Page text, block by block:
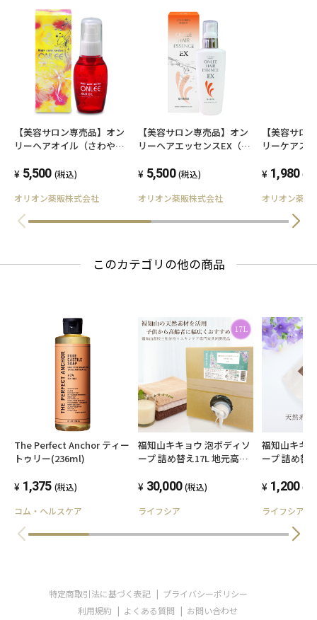
ル、ＢＧ、フェノキシエタノール、メチルパラ
ベン、香料
【使用上の注意】
●お肌に異常が生じていないかよく注意して使
用してください。化粧品がお肌に合わないとき
即ち次のような場合には、使用を中止してくだ
症状を悪化させることがありますので、皮膚科
専門医等にご相談されることをおすすめしま
す。
(白斑等)や黒ずみ等の異常があらわれた場合
●傷やはれもの、しっしん等、異常のある部位
にはお使いにならないでください。
●目に入ったときは、直ちに洗い流してくださ
●使用後は必ずしっかり蓋をしめてください。
●乳幼児の手の届かないところに保管してくだ
さい。
●極端に高温又は低温の場所、直射日光のあた
る場所には保管しないでください。
【美容サロン専売品】オン
リーヘアオイル（さわやか
5,500 (税込)
オリオン薬販株式会社
【美容サロン専売品】オン
リーヘアエッセンスEX（シ
5,500 (税込)
オリオン薬販株式会社
【美容サロ
リーケアス
1,980 (税
オリオン薬販
このカテゴリの他の商品
The Perfect Anchor ティー
トゥリー(236ml)
1,375 (税込)
コム・ヘルスケア
福知山キキョウ 泡ボディソ
ープ 詰め替え17L 地元高校
開発品
30,000 (税込)
ライフシア
福知山キキ
ープ 詰め替
共同開発品
1,200 (税
ライフシア
特定商取引法に基づく表記
プライバシーポリシー
利用規約
よくある質問 お問い合わせ